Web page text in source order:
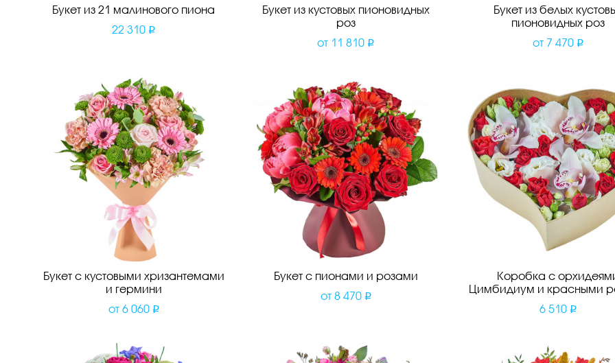
Букет из 21 малинового пиона
22 310
Букет из кустовых пионовидных
роз
от 11 810
Букет из белых
пионовидных роз
от 7 470
Букет с кустовыми хризантемами
и гермини
от 6 060
Букет с пионами и розами
от 8 470
Коробка с
Цимбидиум и красными
6 510